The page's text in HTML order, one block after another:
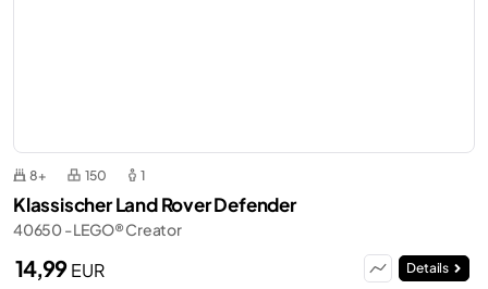
8+ 150 1
Klassischer Land Rover Defender
40650 - LEGO® Creator
14,99EUR Details